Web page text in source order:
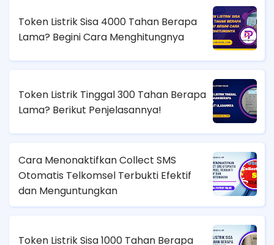
Token Listrik Sisa 4000 Tahan Berapa
Lama? Begini Cara Menghitungnya
Token Listrik Tinggal 300 Tahan Berapa
Lama? Berikut Penjelasannya!
Cara Menonaktifkan Collect SMS
Otomatis Telkomsel Terbukti Efektif
dan Menguntungkan
Token Listrik Sisa 1000 Tahan Berapa